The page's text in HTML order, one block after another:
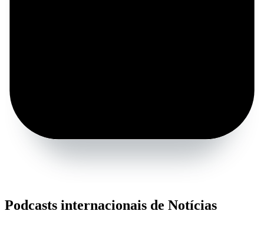
Podcasts internacionais de Notícias